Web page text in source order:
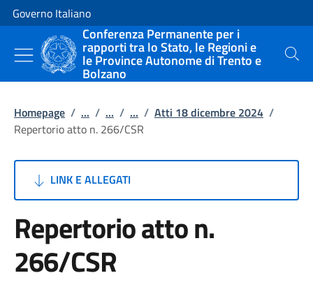
Vai al contenuto
Vai alla navigazione del sito
Governo Italiano
Conferenza Permanente per i
rapporti tra lo Stato, le Regioni e
le Province Autonome di Trento e
Bolzano
Cerca
Homepage / ... / ... / ... / Atti 18 dicembre 2024 /
Repertorio atto n. 266/CSR
LINK E ALLEGATI
Repertorio atto n.
266/CSR